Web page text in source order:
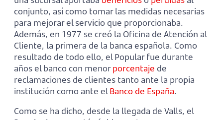
conjunto, así como tomar las medidas necesarias
para mejorar el servicio que proporcionaba.
Además, en 1977 se creó la Oficina de Atención al
Cliente, la primera de la banca española. Como
resultado de todo ello, el Popular fue durante
años el banco con menorporcentaje de
reclamaciones de clientes tanto ante la propia
institución como ante elBanco de España.
Como se ha dicho, desde la llegada de Valls, el